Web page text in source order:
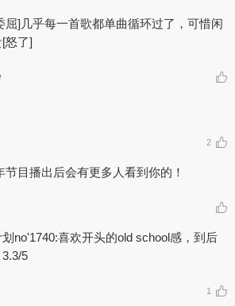
屈] 几乎每一首歌都单曲循环过了，可惜闲
[怒了]
2
节目播出后会有更多人看到你的！
no'1740:喜欢开头的old school感，到后
5
1